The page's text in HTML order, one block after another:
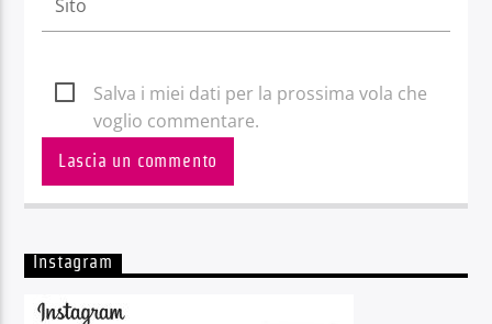
Salva i miei dati per la prossima vola che
voglio commentare.
Instagram